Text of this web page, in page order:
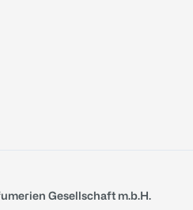
Gesellschaft m.b.H.